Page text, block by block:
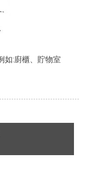
如:廚櫃、貯物室